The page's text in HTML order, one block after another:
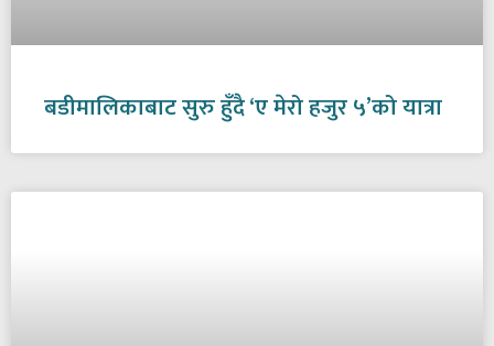
बडीमालिकाबाट सुरु हुँदै ‘ए मेरो हजुर ५’को यात्रा